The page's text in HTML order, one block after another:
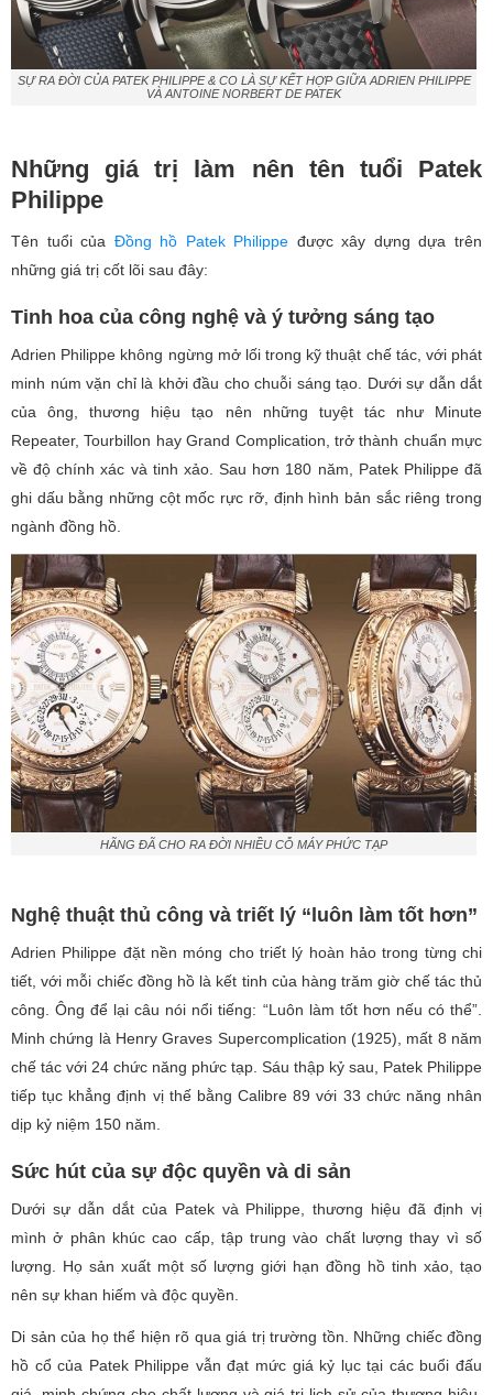
SỰ RA ĐỜI CỦA PATEK PHILIPPE & CO LÀ SỰ KẾT HỢP GIỮA ADRIEN PHILIPPE
VÀ ANTOINE NORBERT DE PATEK
Những giá trị làm nên tên tuổi Patek
Philippe
Tên tuổi của Đồng hồ Patek Philippe được xây dựng dựa trên
những giá trị cốt lõi sau đây:
Tinh hoa của công nghệ và ý tưởng sáng tạo
Adrien Philippe không ngừng mở lối trong kỹ thuật chế tác, với phát
minh núm vặn chỉ là khởi đầu cho chuỗi sáng tạo. Dưới sự dẫn dắt
của ông, thương hiệu tạo nên những tuyệt tác như Minute
Repeater, Tourbillon hay Grand Complication, trở thành chuẩn mực
về độ chính xác và tinh xảo. Sau hơn 180 năm, Patek Philippe đã
ghi dấu bằng những cột mốc rực rỡ, định hình bản sắc riêng trong
ngành đồng hồ.
HÃNG ĐÃ CHO RA ĐỜI NHIỀU CỖ MÁY PHỨC TẠP
Nghệ thuật thủ công và triết lý “luôn làm tốt hơn”
Adrien Philippe đặt nền móng cho triết lý hoàn hảo trong từng chi
tiết, với mỗi chiếc đồng hồ là kết tinh của hàng trăm giờ chế tác thủ
công. Ông để lại câu nói nổi tiếng: “Luôn làm tốt hơn nếu có thể”.
Minh chứng là Henry Graves Supercomplication (1925), mất 8 năm
chế tác với 24 chức năng phức tạp. Sáu thập kỷ sau, Patek Philippe
tiếp tục khẳng định vị thế bằng Calibre 89 với 33 chức năng nhân
dịp kỷ niệm 150 năm.
Sức hút của sự độc quyền và di sản
Dưới sự dẫn dắt của Patek và Philippe, thương hiệu đã định vị
mình ở phân khúc cao cấp, tập trung vào chất lượng thay vì số
lượng. Họ sản xuất một số lượng giới hạn đồng hồ tinh xảo, tạo
nên sự khan hiếm và độc quyền.
Di sản của họ thể hiện rõ qua giá trị trường tồn. Những chiếc đồng
hồ cổ của Patek Philippe vẫn đạt mức giá kỷ lục tại các buổi đấu